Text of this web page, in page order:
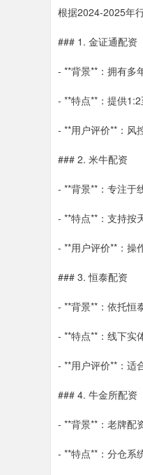
根据2024-2025年
### 1. 金证通配资
- **背景**：拥有多
- **特点**：提供
- **用户评价**：风
### 2. 米牛配资
- **背景**：专注于
- **特点**：支持按
- **用户评价**：操
### 3. 恒泰配资
- **背景**：依托恒
- **特点**：线下实
- **用户评价**：适
### 4. 牛金所配资
- **背景**：老牌配
- **特点**：分仓系